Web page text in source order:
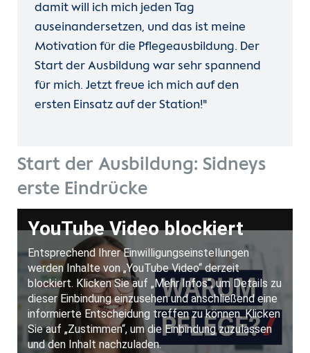
damit will ich mich jeden Tag
auseinandersetzen, und das ist meine
Motivation für die Pflegeausbildung. Der
Start der Ausbildung war sehr spannend
für mich. Jetzt freue ich mich auf den
ersten Einsatz auf der Station!"
Start der Ausbildung: Sidneys
erste Eindrücke